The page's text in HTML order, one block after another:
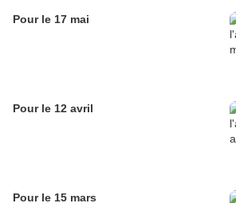
Pour le 17 mai
Pour le 12 avril
Pour le 15 mars